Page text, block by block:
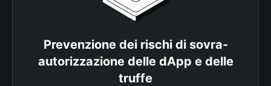
Prevenzione dei rischi di sovra-
autorizzazione delle dApp e delle
truffe